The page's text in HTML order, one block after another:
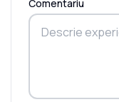
Comentariu